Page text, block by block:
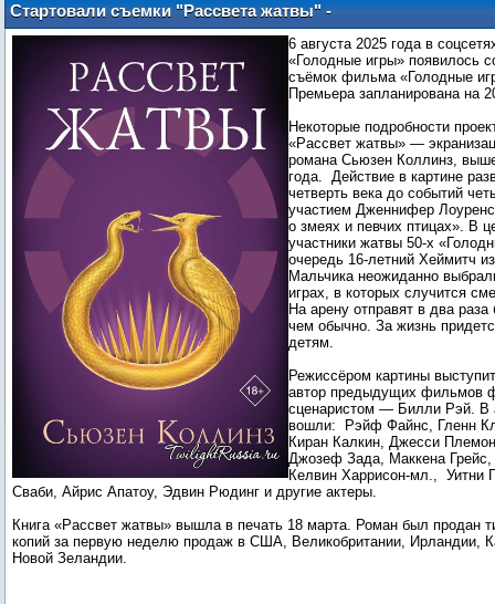
Стартовали съемки "Рассвета жатвы" -
приквела "Голодных игр"
6 августа 2025 года в
«Голодные игры» появилось
съёмок фильма «Голодные
Премьера запланирована на
Некоторые подробности
«Рассвет жатвы» —
романа Сьюзен Коллинз,
года. Действие в картине
четверть века до событий
участием Дженнифер
о змеях и певчих птицах». В
участники жатвы 50-х
очередь 16-летний Хеймитч
Мальчика неожиданно
играх, в которых случится
На арену отправят в два
чем обычно. За жизнь
детям.
Режиссёром картины
автор предыдущих фильмов
сценаристом — Билли Рэй. В
вошли: Рэйф Файнс, Гленн
Киран Калкин, Джесси
Джозеф Зада, Маккена
Келвин Харрисон-мл., Уитни
Сваби, Айрис Апатоу, Эдвин Рюдинг и другие актеры.
Книга «Рассвет жатвы» вышла в печать 18 марта. Роман был продан
копий за первую неделю продаж в США, Великобритании, Ирландии,
Новой Зеландии.